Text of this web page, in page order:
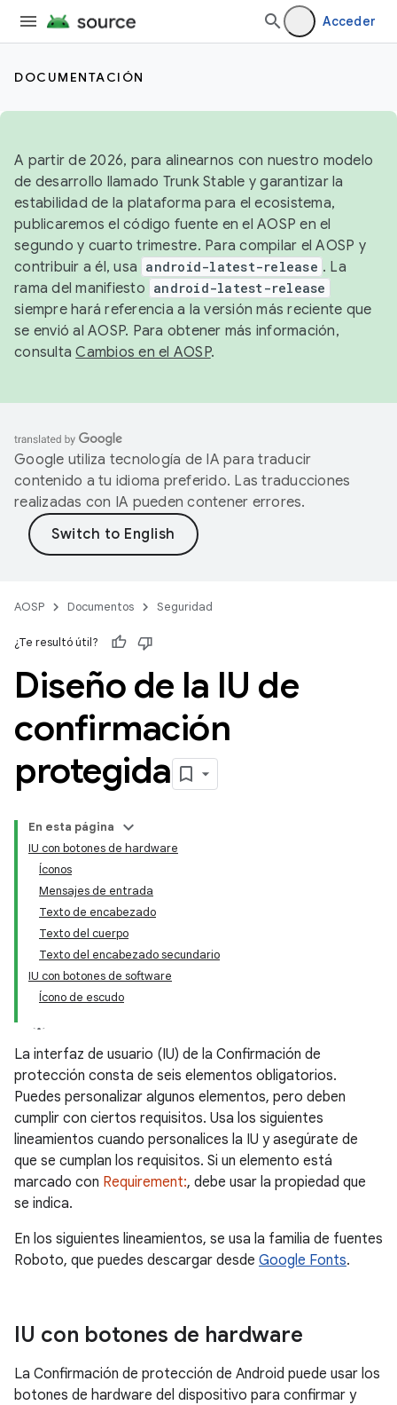
Acceder
DOCUMENTACIÓN
A partir de 2026, para alinearnos con nuestro modelo
de desarrollo llamado Trunk Stable y garantizar la
estabilidad de la plataforma para el ecosistema,
publicaremos el código fuente en el AOSP en el
segundo y cuarto trimestre. Para compilar el AOSP y
contribuir a él, usa android-latest-release . La
rama del manifiesto android-latest-release
siempre hará referencia a la versión más reciente que
se envió al AOSP. Para obtener más información,
consultaCambios en el AOSP.
Google utiliza tecnología de IA para traducir
contenido a tu idioma preferido. Las traducciones
realizadas con IA pueden contener errores.
AOSP Documentos Seguridad
¿Te resultó útil?
Diseño de la IU de
confirmación
protegida
En esta página
IU con botones de hardware
Íconos
Mensajes de entrada
Texto de encabezado
Texto del cuerpo
Texto del encabezado secundario
IU con botones de software
Ícono de escudo
La interfaz de usuario (IU) de la Confirmación de
protección consta de seis elementos obligatorios.
Puedes personalizar algunos elementos, pero deben
cumplir con ciertos requisitos. Usa los siguientes
lineamientos cuando personalices la IU y asegúrate de
que se cumplan los requisitos. Si un elemento está
marcado con Requirement:, debe usar la propiedad que
se indica.
En los siguientes lineamientos, se usa la familia de fuentes
Roboto, que puedes descargar desde Google Fonts.
IU con botones de hardware
La Confirmación de protección de Android puede usar los
botones de hardware del dispositivo para confirmar y